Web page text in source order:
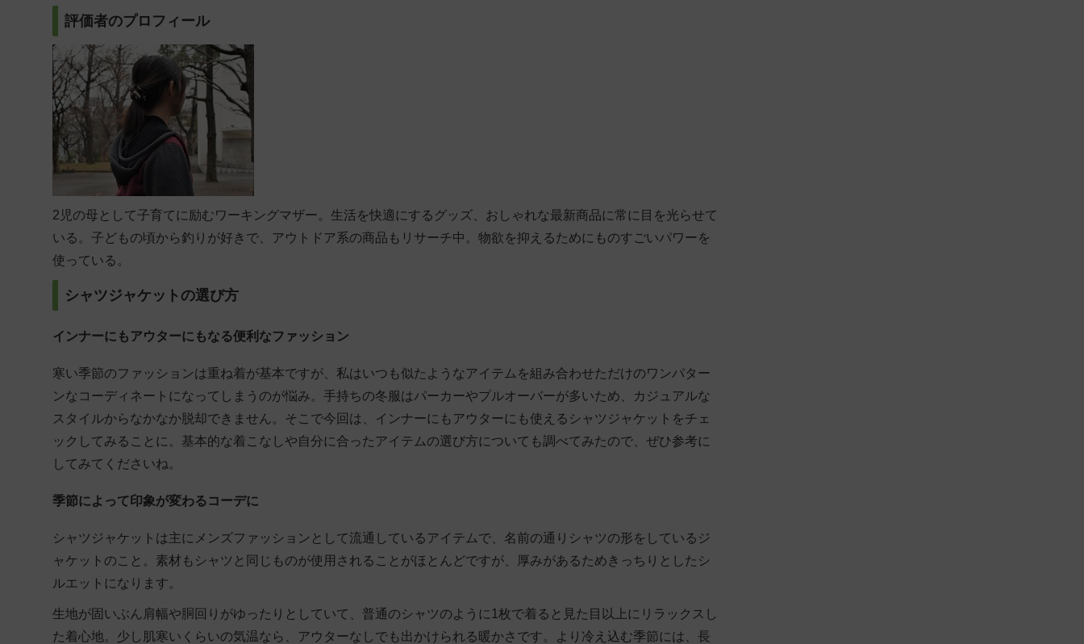
評価者のプロフィール
2児の母として子育てに励むワーキングマザー。生活を快適にするグッズ、おしゃれな最新商品に常に目を光らせて
いる。子どもの頃から釣りが好きで、アウトドア系の商品もリサーチ中。物欲を抑えるためにものすごいパワーを
使っている。
シャツジャケットの選び方
インナーにもアウターにもなる便利なファッション
寒い季節のファッションは重ね着が基本ですが、私はいつも似たようなアイテムを組み合わせただけのワンパター
ンなコーディネートになってしまうのが悩み。手持ちの冬服はパーカーやプルオーバーが多いため、カジュアルな
スタイルからなかなか脱却できません。そこで今回は、インナーにもアウターにも使えるシャツジャケットをチェ
ックしてみることに。基本的な着こなしや自分に合ったアイテムの選び方についても調べてみたので、ぜひ参考に
してみてくださいね。
季節によって印象が変わるコーデに
シャツジャケットは主にメンズファッションとして流通しているアイテムで、名前の通りシャツの形をしているジ
ャケットのこと。素材もシャツと同じものが使用されることがほとんどですが、厚みがあるためきっちりとしたシ
ルエットになります。
生地が固いぶん肩幅や胴回りがゆったりとしていて、普通のシャツのように1枚で着ると見た目以上にリラックスし
た着心地。少し肌寒いくらいの気温なら、アウターなしでも出かけられる暖かさです。より冷え込む季節には、長